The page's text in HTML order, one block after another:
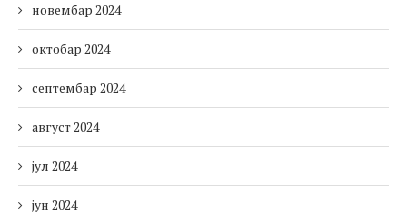
новембар 2024
октобар 2024
септембар 2024
август 2024
јул 2024
јун 2024